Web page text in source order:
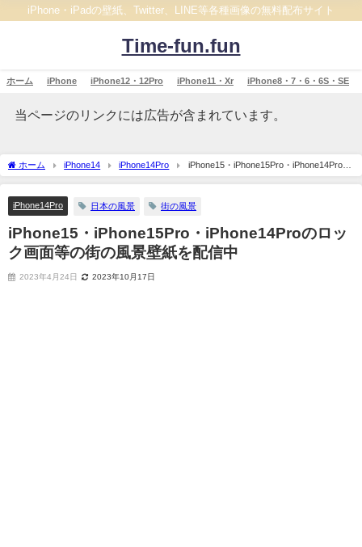
iPhone・iPadの壁紙、Twitter、LINE等各種画像の無料配布サイト
Time-fun.fun
ホーム iPhone iPhone12・12Pro iPhone11・Xr iPhone8・7・6・6S・SE
当ページのリンクには広告が含まれています。
ホーム iPhone14 iPhone14Pro
iPhone15・iPhone15Pro・iPhone14Proの
ロック画面等の街の風景壁紙を配信中
iPhone14Pro 日本の風景 街の風景
iPhone15・iPhone15Pro・iPhone14Proのロッ
ク画面等の街の風景壁紙を配信中
2023年4月24日 2023年10月17日